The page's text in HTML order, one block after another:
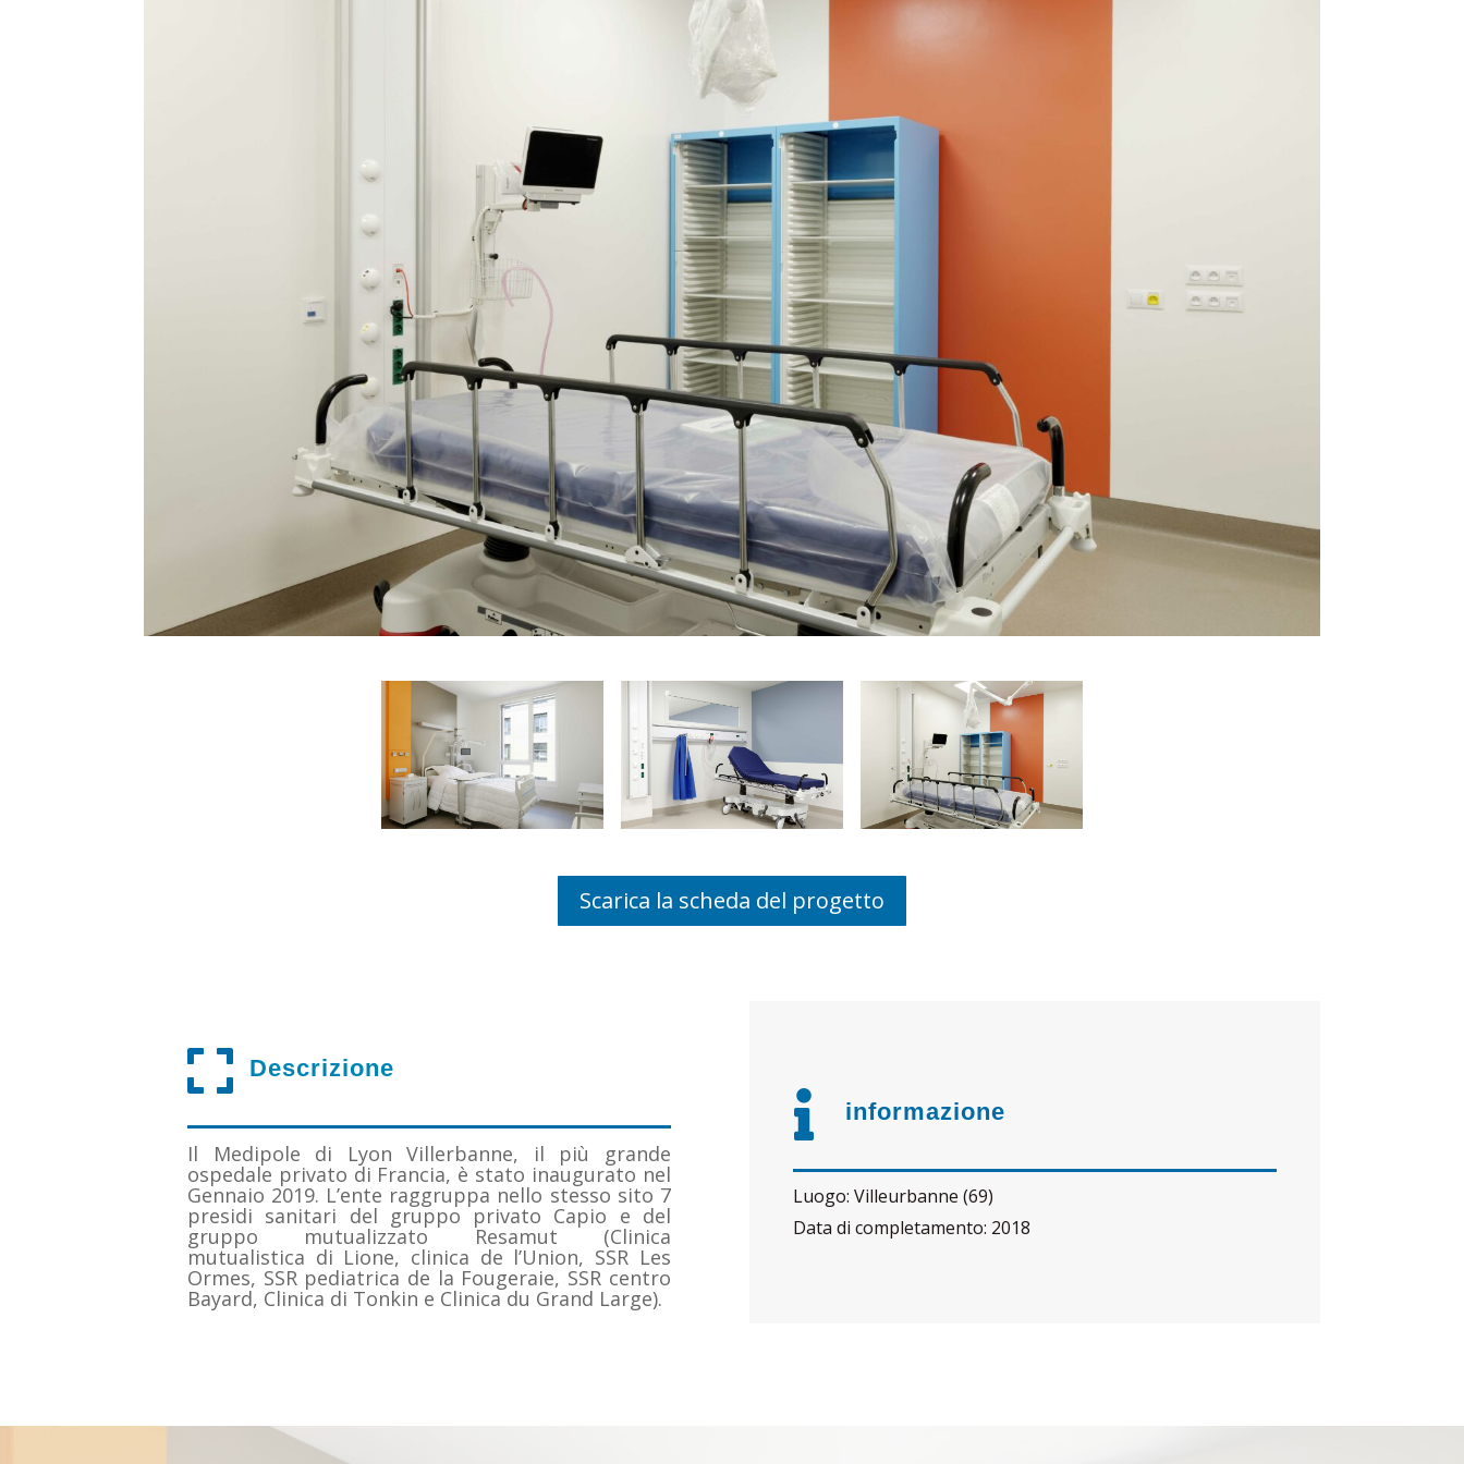
Scarica la scheda del progetto
 Descrizione
Il Medipole di Lyon Villerbanne, il più grande
ospedale privato di Francia, è stato inaugurato nel
Gennaio 2019. L’ente raggruppa nello stesso sito 7
presidi sanitari del gruppo privato Capio e del
gruppo mutualizzato Resamut (Clinica
mutualistica di Lione, clinica de l’Union, SSR Les
Ormes, SSR pediatrica de la Fougeraie, SSR centro
Bayard, Clinica di Tonkin e Clinica du Grand Large).
 informazione
Luogo:Villeurbanne (69)
Data di completamento: 2018